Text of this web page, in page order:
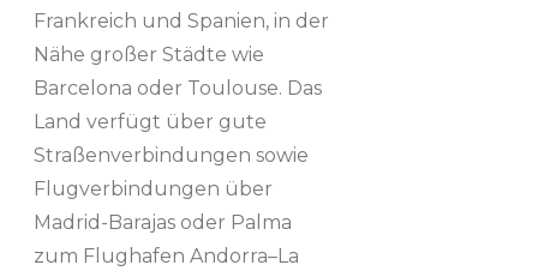
Frankreich und Spanien, in der
Nähe großer Städte wie
Barcelona oder Toulouse. Das
Land verfügt über gute
Straßenverbindungen sowie
Flugverbindungen über
Madrid-Barajas oder Palma
zum Flughafen Andorra–La